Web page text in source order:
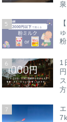
5
6
1
方
7